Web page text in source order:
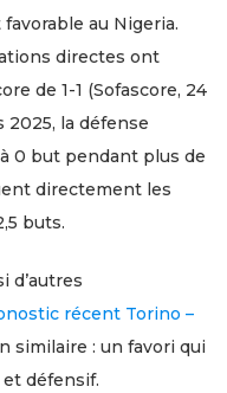
au Nigeria.
directes ont
de 1-1 (Sofascore, 24
2025, la défense
0 but pendant plus de
directement les
buts.
d’autres
récent Torino –
similaire : un favori qui
défensif.